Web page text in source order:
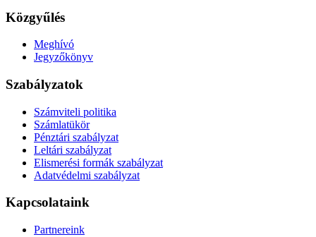
Közgyűlés
Meghívó
Jegyzőkönyv
Szabályzatok
Számviteli politika
Számlatükör
Pénztári szabályzat
Leltári szabályzat
Elismerési formák szabályzat
Adatvédelmi szabályzat
Kapcsolataink
Partnereink